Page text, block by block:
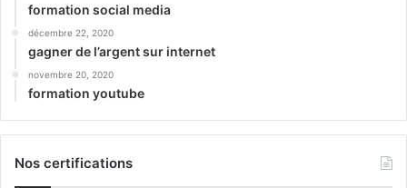
formation social media
décembre 22, 2020
gagner de l’argent sur internet
novembre 20, 2020
formation youtube
Nos certifications